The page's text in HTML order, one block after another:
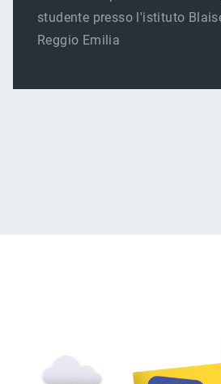
studente presso l'istituto
Reggio Emilia